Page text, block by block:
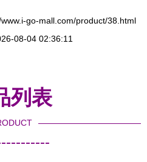
go-mall.com/product/38.html
08-04 02:36:11
列表